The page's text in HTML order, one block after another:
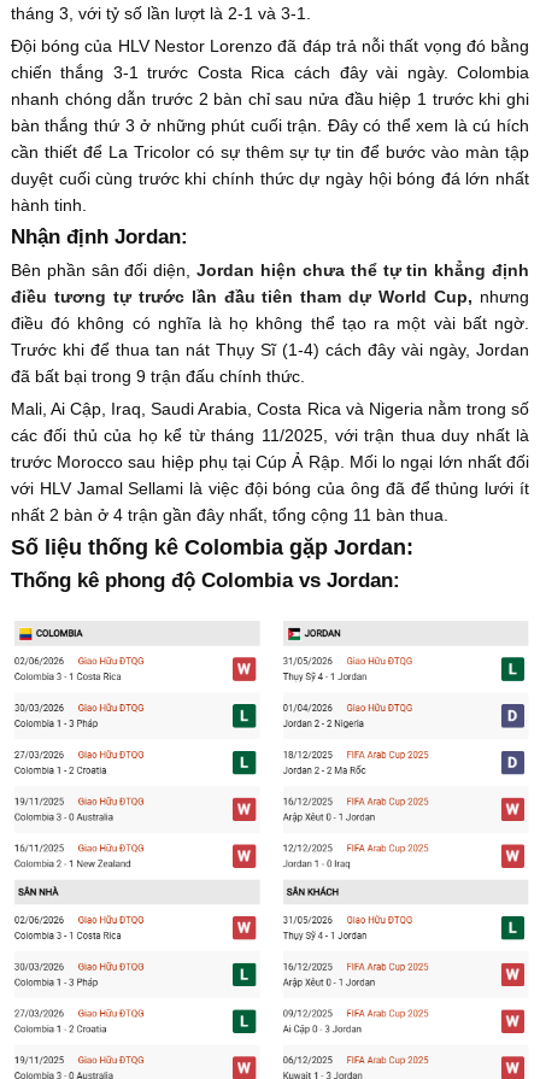
tháng 3, với tỷ số lần lượt là 2-1 và 3-1.
Đội bóng của HLV Nestor Lorenzo đã đáp trả nỗi thất vọng đó bằng
chiến thắng 3-1 trước Costa Rica cách đây vài ngày. Colombia
nhanh chóng dẫn trước 2 bàn chỉ sau nửa đầu hiệp 1 trước khi ghi
bàn thắng thứ 3 ở những phút cuối trận. Đây có thể xem là cú hích
cần thiết để La Tricolor có sự thêm sự tự tin để bước vào màn tập
duyệt cuối cùng trước khi chính thức dự ngày hội bóng đá lớn nhất
hành tinh.
Nhận định Jordan:
Bên phần sân đối diện,Jordan hiện chưa thể tự tin khẳng định
điều tương tự trước lần đầu tiên tham dự World Cup, nhưng
điều đó không có nghĩa là họ không thể tạo ra một vài bất ngờ.
Trước khi để thua tan nát Thụy Sĩ (1-4) cách đây vài ngày, Jordan
đã bất bại trong 9 trận đấu chính thức.
Mali, Ai Cập, Iraq, Saudi Arabia, Costa Rica và Nigeria nằm trong số
các đối thủ của họ kể từ tháng 11/2025, với trận thua duy nhất là
trước Morocco sau hiệp phụ tại Cúp Ả Rập. Mối lo ngại lớn nhất đối
với HLV Jamal Sellami là việc đội bóng của ông đã để thủng lưới ít
nhất 2 bàn ở 4 trận gần đây nhất, tổng cộng 11 bàn thua.
Số liệu thống kê Colombia gặp Jordan:
Thống kê phong độ Colombia vs Jordan: